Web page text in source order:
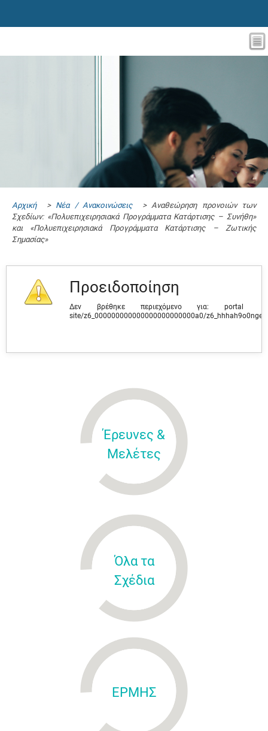
Αρχική> Νέα / Ανακοινώσεις> Αναθεώρηση προνοιών των
Σχεδίων: «Πολυεπιχειρησιακά Προγράμματα Κατάρτισης – Συνήθη»
και «Πολυεπιχειρησιακά Προγράμματα Κατάρτισης – Ζωτικής
Σημασίας»
Προειδοποίηση
Δεν βρέθηκε περιεχόμενο για: ‭portal
site/z6_000000000000000000000000a0/
Έρευνες &
Μελέτες
Όλα τα
Σχέδια
ΕΡΜΗΣ